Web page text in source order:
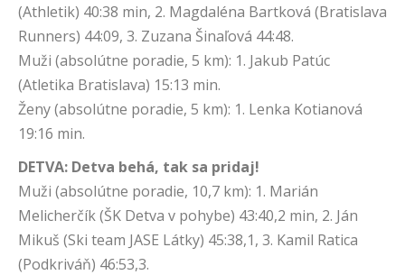
(Athletik) 40:38 min, 2. Magdaléna Bartková (Bratislava
Runners) 44:09, 3. Zuzana Šinaľová 44:48.
Muži (absolútne poradie, 5 km): 1. Jakub Patúc
(Atletika Bratislava) 15:13 min.
Ženy (absolútne poradie, 5 km): 1. Lenka Kotianová
19:16 min.
DETVA: Detva behá, tak sa pridaj!
Muži (absolútne poradie, 10,7 km): 1. Marián
Melicherčík (ŠK Detva v pohybe) 43:40,2 min, 2. Ján
Mikuš (Ski team JASE Látky) 45:38,1, 3. Kamil Ratica
(Podkriváň) 46:53,3.